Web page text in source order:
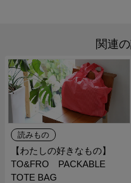
関連
読みもの
【わたしの好きなもの】
TO&FRO PACKABLE
TOTE BAG